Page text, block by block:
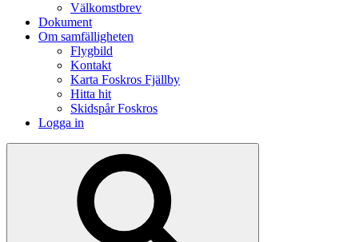
Välkomstbrev
Dokument
Om samfälligheten
Flygbild
Kontakt
Karta Foskros Fjällby
Hitta hit
Skidspår Foskros
Logga in